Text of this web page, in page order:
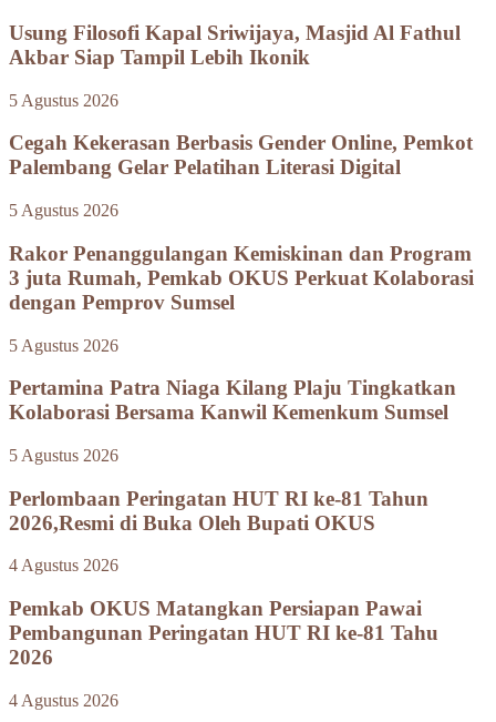
Usung Filosofi Kapal Sriwijaya, Masjid Al Fathul
Akbar Siap Tampil Lebih Ikonik
5 Agustus 2026
Cegah Kekerasan Berbasis Gender Online, Pemkot
Palembang Gelar Pelatihan Literasi Digital
5 Agustus 2026
Rakor Penanggulangan Kemiskinan dan Program
3 juta Rumah, Pemkab OKUS Perkuat Kolaborasi
dengan Pemprov Sumsel
5 Agustus 2026
Pertamina Patra Niaga Kilang Plaju Tingkatkan
Kolaborasi Bersama Kanwil Kemenkum Sumsel
5 Agustus 2026
Perlombaan Peringatan HUT RI ke-81 Tahun
2026,Resmi di Buka Oleh Bupati OKUS
4 Agustus 2026
Pemkab OKUS Matangkan Persiapan Pawai
Pembangunan Peringatan HUT RI ke-81 Tahu
2026
4 Agustus 2026